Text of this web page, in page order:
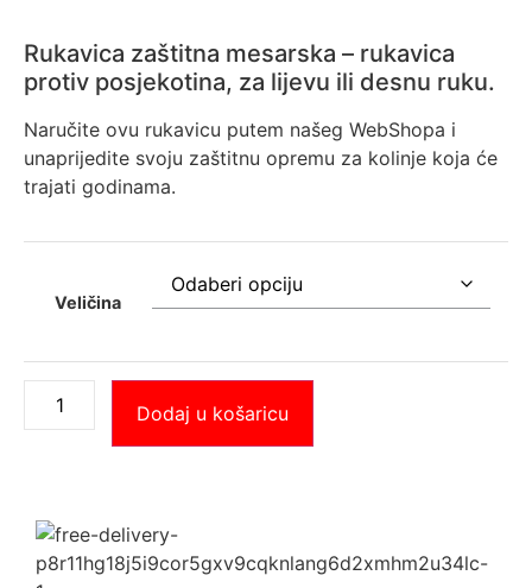
Rukavica zaštitna mesarska – rukavica
protiv posjekotina, za lijevu ili desnu ruku.
Naručite ovu rukavicu putem našeg WebShopa i
unaprijedite svoju zaštitnu opremu za kolinje koja će
trajati godinama.
Veličina
Dodaj u košaricu